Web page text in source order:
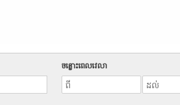
ចន្លោះពេលវេលា